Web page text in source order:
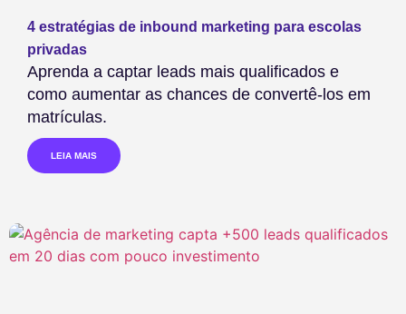
4 estratégias de inbound marketing para escolas
privadas
Aprenda a captar leads mais qualificados e
como aumentar as chances de convertê-los em
matrículas.
LEIA MAIS